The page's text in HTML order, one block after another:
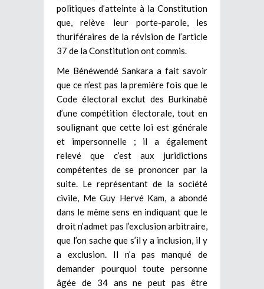
politiques d’atteinte à la Constitution
que, relève leur porte-parole, les
thuriféraires de la révision de l’article
37 de la Constitution ont commis.
Me Bénéwendé Sankara a fait savoir
que ce n’est pas la première fois que le
Code électoral exclut des Burkinabè
d’une compétition électorale, tout en
soulignant que cette loi est générale
et impersonnelle ; il a également
relevé que c’est aux juridictions
compétentes de se prononcer par la
suite. Le représentant de la société
civile, Me Guy Hervé Kam, a abondé
dans le même sens en indiquant que le
droit n’admet pas l’exclusion arbitraire,
que l’on sache que s’il y a inclusion, il y
a exclusion. Il n’a pas manqué de
demander pourquoi toute personne
âgée de 34 ans ne peut pas être